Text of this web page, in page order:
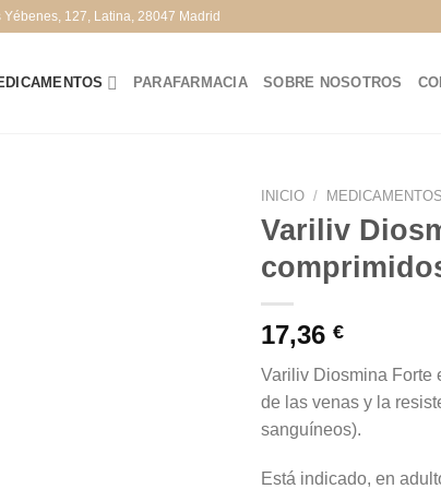
127, Latina, 28047 Madrid
PARAFARMACIA SOBRE NOSOTROS
INICIO / MEDICAMENTOS
Variliv
17,36 €
Variliv Diosmina Forte
de las venas y la
sanguíneos).
Está indicado, en